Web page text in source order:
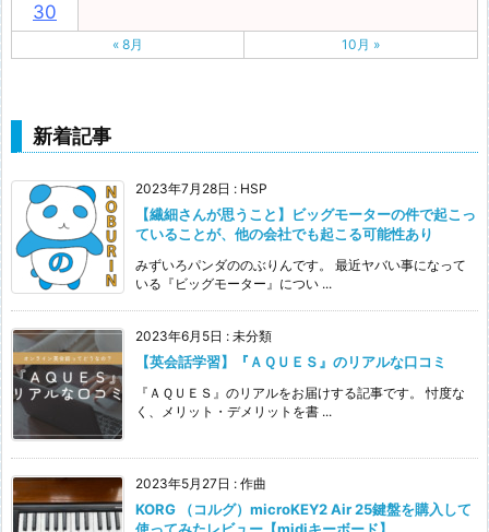
30
« 8月 10月 »
新着記事
2023年7月28日 : HSP
【繊細さんが思うこと】ビッグモーターの件で起こっ
ていることが、他の会社でも起こる可能性あり
みずいろパンダののぶりんです。 最近ヤバい事になって
いる『ビッグモーター』につい ...
2023年6月5日 : 未分類
【英会話学習】『ＡＱＵＥＳ』のリアルな口コミ
『ＡＱＵＥＳ』のリアルをお届けする記事です。 忖度な
く、メリット・デメリットを書 ...
2023年5月27日 : 作曲
KORG （コルグ）microKEY2 Air 25鍵盤を購入して